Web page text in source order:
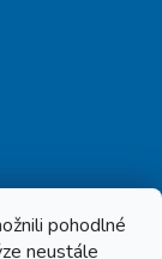
pohodlné
neustále